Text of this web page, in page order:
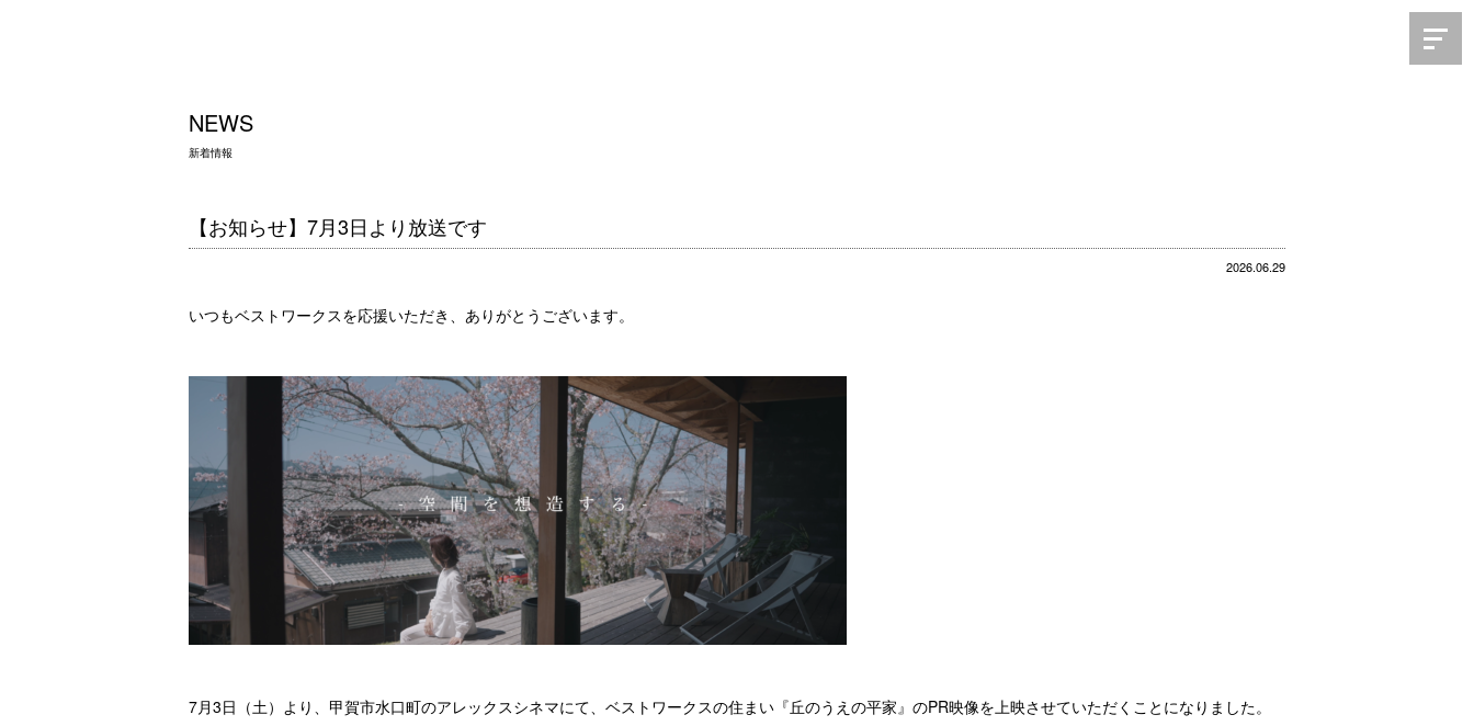
NEWS
新着情報
【お知らせ】7月3日より放送です
2026.06.29
いつもベストワークスを応援いただき、ありがとうございます。
7月3日（土）より、甲賀市水口町のアレックスシネマにて、ベストワークスの住まい『丘のうえの平家』のPR映像を上映させていただくことになりました。